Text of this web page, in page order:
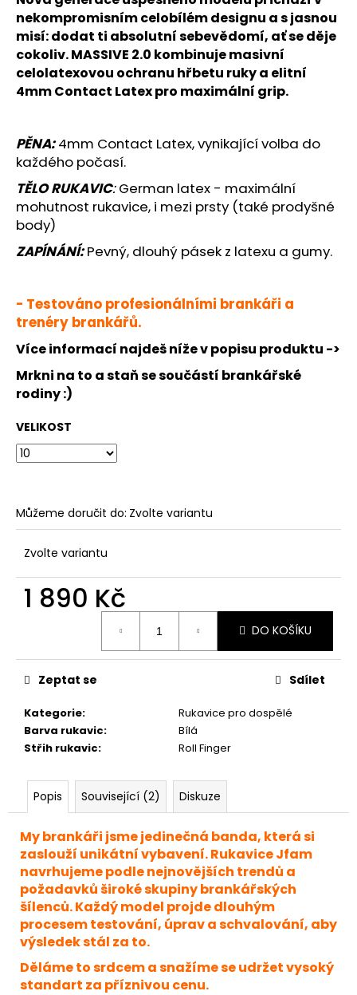
nekompromisním celobílém designu a s jasnou
misí: dodat ti absolutní sebevědomí, ať se děje
cokoliv.MASSIVE 2.0 kombinuje masivní
celolatexovou ochranu hřbetu ruky a elitní
4mm Contact Latex pro maximální grip.
PĚNA:4mm Contact Latex, vynikající volba do
každého počasí.
TĚLO RUKAVIC: German latex - maximální
mohutnost rukavice, i mezi prsty (také prodyšné
body)
ZAPÍNÁNÍ:Pevný, dlouhý pásek z latexu a gumy.
- Testováno profesionálními brankáři a
trenéry brankářů.
Více informací najdeš níže v popisu produktu ->
Mrkni na to a staň se součástí brankářské
rodiny :)
VELIKOST
Můžeme doručit do: Zvolte variantu
Zvolte variantu
1 890 Kč
DO KOŠÍKU
Kategorie:
Rukavice pro dospělé
Barva rukavic:
Bílá
Střih rukavic: Roll Finger
Zeptat se Sdílet
Popis Související (2) Diskuze
My brankáři jsme jedinečná banda, která si
zaslouží unikátní vybavení. Rukavice Jfam
navrhujeme podle nejnovějších trendů a
požadavků široké skupiny brankářských
šílenců. Každý model projde dlouhým
procesem testování, úprav a schvalování, aby
výsledek stál za to.
Děláme to srdcem a snažíme se udržet vysoký
standart za příznivou cenu.
u
j
e
m
e
JFAM
MASSIVE
NEG
2.0
1
890
Kč